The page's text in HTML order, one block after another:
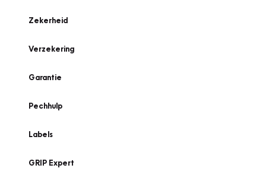
Zekerheid
Verzekering
Garantie
Pechhulp
Labels
GRIP Expert